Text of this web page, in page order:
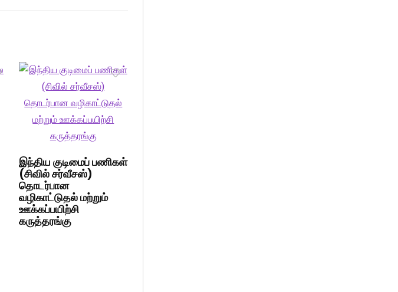
இந்திய குடிமைப் பணிகள்
(சிவில் சர்வீசஸ்)
தொடர்பான
வழிகாட்டுதல் மற்றும்
ஊக்கப்பயிற்சி
கருத்தரங்கு